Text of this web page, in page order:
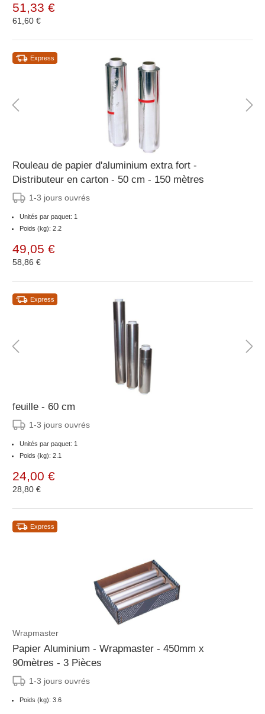
51,33 €
61,60 €
Express
Rouleau de papier d'aluminium extra fort -
Distributeur en carton - 50 cm - 150 mètres
1-3 jours ouvrés
Unités par paquet: 1
Poids (kg): 2.2
49,05 €
58,86 €
Express
feuille - 60 cm
1-3 jours ouvrés
Unités par paquet: 1
Poids (kg): 2.1
24,00 €
28,80 €
Express
Wrapmaster
Papier Aluminium - Wrapmaster - 450mm x
90mètres - 3 Pièces
1-3 jours ouvrés
Poids (kg): 3.6